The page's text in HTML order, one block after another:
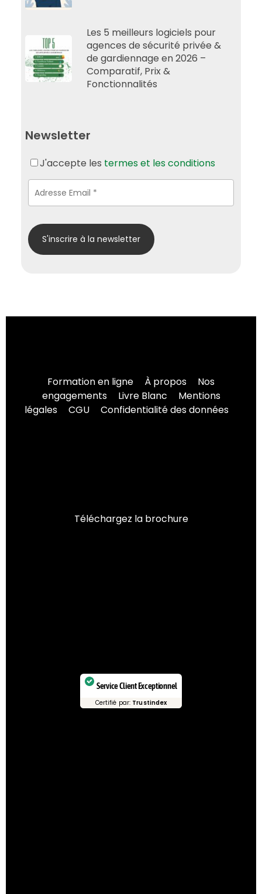
Les 5 meilleurs logiciels pour
agences de sécurité privée &
de gardiennage en 2026 –
Comparatif, Prix &
Fonctionnalités
Newsletter
J'accepte les termes et les conditions
Formation en ligne À propos
Nos
engagements
Livre Blanc
Mentions
légales
CGU Confidentialité des données
Téléchargez la brochure
Service Client Exceptionnel
Certifié par: Trustindex